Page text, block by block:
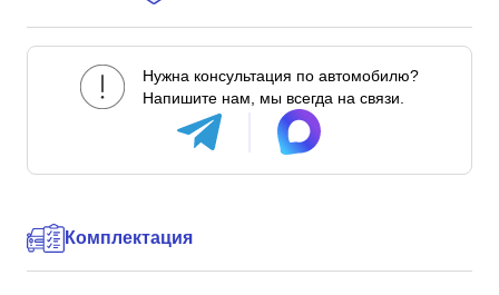
Нужна консультация по автомобилю?
Напишите нам, мы всегда на связи.
Комплектация